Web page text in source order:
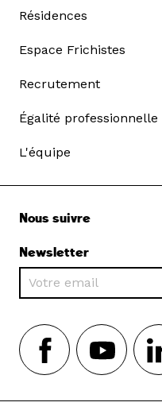
Résidences
Espace Frichistes
Recrutement
Égalité professionnelle
L'équipe
Nous suivre
Newsletter